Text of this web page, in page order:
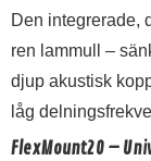
Den integrerade,
ren lammull –
djup akustisk
låg
FlexMount20 –